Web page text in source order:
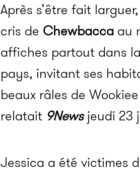
Après s’être fait
cris de Chewbacca au
affiches partout dans
pays, invitant ses
beaux râles de
relatait 9Newsjeudi 23
Jessica a été victimes